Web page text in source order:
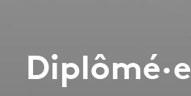
Diplômé·e